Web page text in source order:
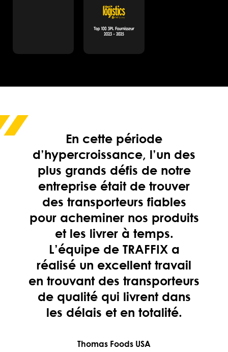
En cette période
d’hypercroissance, l’un des
plus grands défis de notre
entreprise était de trouver
des transporteurs fiables
pour acheminer nos produits
et les livrer à temps.
L’équipe de TRAFFIX a
réalisé un excellent travail
en trouvant des transporteurs
de qualité qui livrent dans
les délais et en totalité.
Thomas Foods USA